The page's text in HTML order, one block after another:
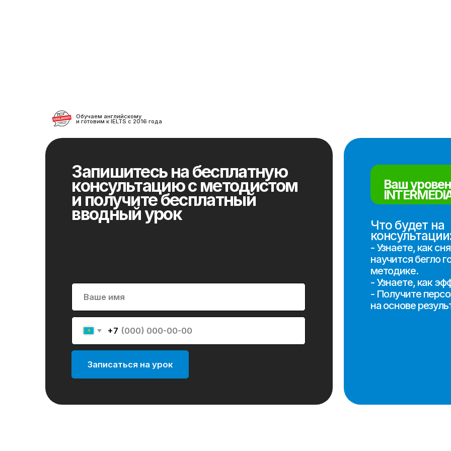
Ваш уровень -
INTERMEDIATE
консультацию с методистом
и получите бесплатный
вводный урок
Что будет на
- Узнаете, как снять языковой
научится бегло говорить по
методике.
- Узнаете, как эффективно
- Получите персональный
на основе результатов теста.
+7
Записаться на урок